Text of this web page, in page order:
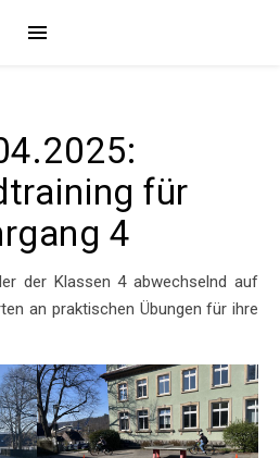
für
4
an praktischen Übungen für ihre